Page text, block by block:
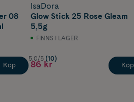
08
Köp
IsaDora
Glow Stick 25 Rose Gleam
5,5g
FINNS I LAGER
5.0/5 (10)
86 kr Köp